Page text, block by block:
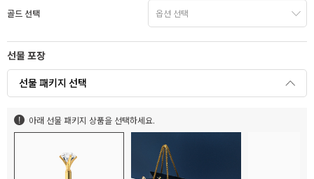
골드 선택
선물 포장
선물 패키지 선택
아래 선물 패키지 상품을 선택하세요.